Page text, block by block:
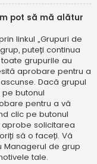
pot să mă alătur
linkul „Grupuri de
puteți continua
grupurile au
aprobare pentru a
Dacă grupul
butonul
pentru a vă
clic pe butonul
aprobe solicitarea
să o faceți. Vă
Managerul de grup
tale.